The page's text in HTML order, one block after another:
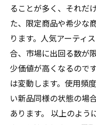
ることが多く、それだ
た、限定商品や希少な
ります。人気アーティ
合、市場に出回る数が
少価値が高くなるので
は変動します。使用頻
い新品同様の状態の場
あります。 以上のよう